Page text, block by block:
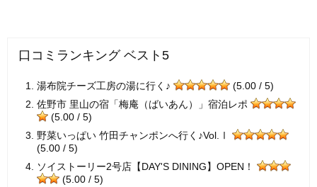
口コミランキング ベスト5
湯布院チーズ工房の湯に行く♪
(5.00 / 5)
佐野市 里山の宿「梅庵（ばいあん）」宿泊レポ
(5.00 / 5)
野菜いっぱい 竹田チャンポンへ行く♪Vol.Ⅰ
(5.00 / 5)
ソイストーリー2号店【DAY'S DINING】OPEN！
(5.00 / 5)